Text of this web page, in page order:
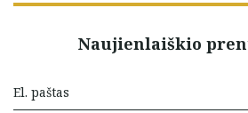
Naujienlaiškio